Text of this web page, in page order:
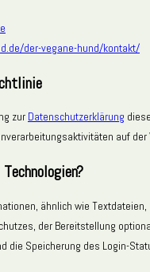
der-vegane-hund/kontakt/
zur Datenschutzerklärung
auf
ähnlich wie
der Bereitstellung
die Speicherung des Login-